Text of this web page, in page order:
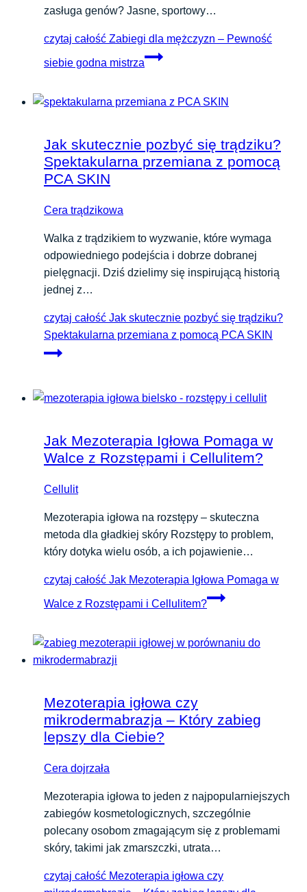
zasługa genów? Jasne, sportowy…
czytaj całość Zabiegi dla mężczyzn – Pewność
siebie godna mistrza
Jak skutecznie pozbyć się trądziku?
Spektakularna przemiana z pomocą
PCA SKIN
Cera trądzikowa
Walka z trądzikiem to wyzwanie, które wymaga
odpowiedniego podejścia i dobrze dobranej
pielęgnacji. Dziś dzielimy się inspirującą historią
jednej z…
czytaj całość Jak skutecznie pozbyć się trądziku?
Spektakularna przemiana z pomocą PCA SKIN
Jak Mezoterapia Igłowa Pomaga w
Walce z Rozstępami i Cellulitem?
Cellulit
Mezoterapia igłowa na rozstępy – skuteczna
metoda dla gładkiej skóry Rozstępy to problem,
który dotyka wielu osób, a ich pojawienie…
czytaj całość Jak Mezoterapia Igłowa Pomaga w
Walce z Rozstępami i Cellulitem?
Mezoterapia igłowa czy
mikrodermabrazja – Który zabieg
lepszy dla Ciebie?
Cera dojrzała
Mezoterapia igłowa to jeden z najpopularniejszych
zabiegów kosmetologicznych, szczególnie
polecany osobom zmagającym się z problemami
skóry, takimi jak zmarszczki, utrata…
czytaj całość Mezoterapia igłowa czy